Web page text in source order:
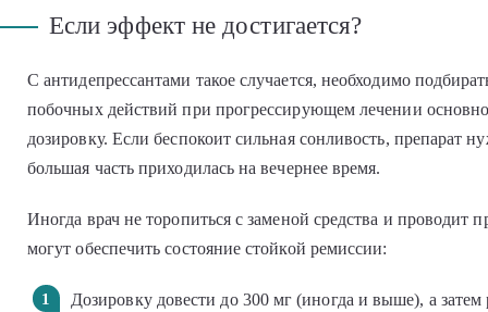
Если эффект не достигается?
С антидепрессантами такое случается, необходимо
побочных действий при прогрессирующем лечении
дозировку. Если беспокоит сильная сонливость, препарат
большая часть приходилась на вечернее время.
Иногда врач не торопиться с заменой средства и
могут обеспечить состояние стойкой ремиссии:
Дозировку довести до 300 мг (иногда и выше), а